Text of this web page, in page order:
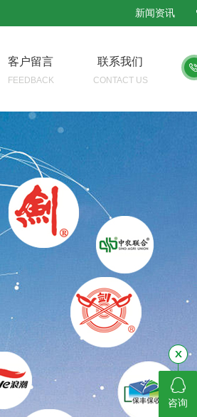
新闻资讯
客户留言
FEEDBACK
联系我们
CONTACT US
咨询